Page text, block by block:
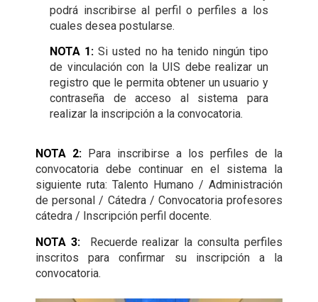
podrá inscribirse al perfil o perfiles a los
cuales desea postularse.
NOTA 1:Si usted no ha tenido ningún tipo
de vinculación con la UIS debe realizar un
registro que le permita obtener un usuario y
contraseña de acceso al sistema para
realizar la inscripción a la convocatoria.
NOTA 2:
Para inscribirse a los perfiles de la
convocatoria debe continuar en el sistema la
siguiente ruta: Talento Humano / Administración
de personal / Cátedra / Convocatoria profesores
cátedra / Inscripción perfil docente.
NOTA 3:
Recuerde realizar la consulta perfiles
inscritos para confirmar su inscripción a la
convocatoria.